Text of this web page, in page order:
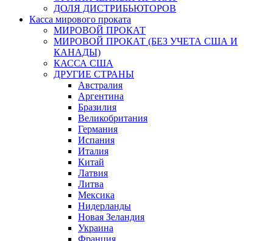
ДОЛЯ ДИСТРИБЬЮТОРОВ
Касса мирового проката
МИРОВОЙ ПРОКАТ
МИРОВОЙ ПРОКАТ (БЕЗ УЧЕТА США И
КАНАДЫ)
КАССА США
ДРУГИЕ СТРАНЫ
Австралия
Аргентина
Бразилия
Великобритания
Германия
Испания
Италия
Китай
Латвия
Литва
Мексика
Нидерланды
Новая Зеландия
Украина
Франция